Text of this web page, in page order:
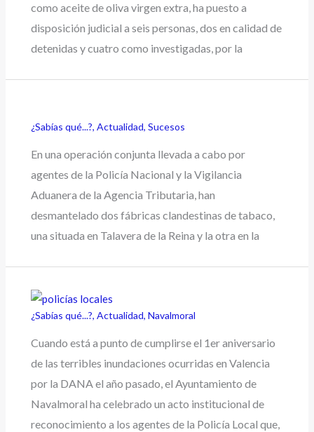
como aceite de oliva virgen extra, ha puesto a
disposición judicial a seis personas, dos en calidad de
detenidas y cuatro como investigadas, por la
¿Sabías qué...?,Actualidad,Sucesos
En una operación conjunta llevada a cabo por
agentes de la Policía Nacional y la Vigilancia
Aduanera de la Agencia Tributaria, han
desmantelado dos fábricas clandestinas de tabaco,
una situada en Talavera de la Reina y la otra en la
¿Sabías qué...?,Actualidad,Navalmoral
Cuando está a punto de cumplirse el 1er aniversario
de las terribles inundaciones ocurridas en Valencia
por la DANA el año pasado, el Ayuntamiento de
Navalmoral ha celebrado un acto institucional de
reconocimiento a los agentes de la Policía Local que,